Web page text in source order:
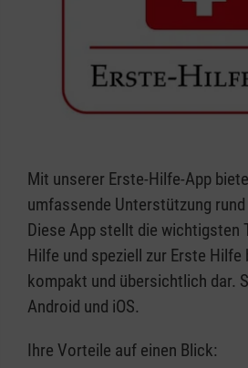
Mit unserer Erste-Hilfe-App
umfassende Unterstützung
Diese App stellt die wichtigsten
Hilfe und speziell zur Erste
kompakt und übersichtlich dar.
Android und iOS.
Ihre Vorteile auf einen Blick: